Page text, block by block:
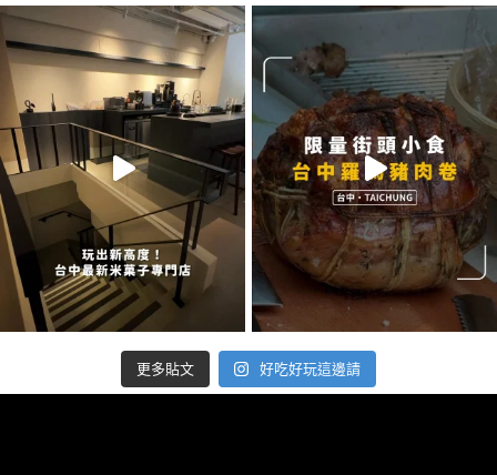
更多貼文 好吃好玩這邊請